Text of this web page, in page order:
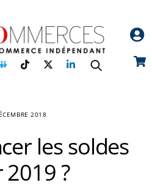
Groupe
Facebook
TikTokTwitterLinkedin
2018
les soldes
?